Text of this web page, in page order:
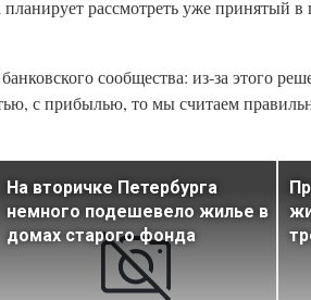
рассмотреть уже принятый в
сообщества: из‑за этого
с прибылью, то мы считаем
На вторичке Петербурга
немного подешевело жилье в
домах старого фонда